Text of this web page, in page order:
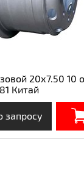
20х7.50 10
Китай
запросу